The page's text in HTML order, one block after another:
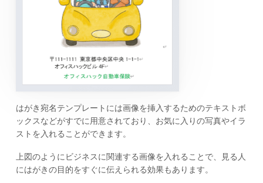
はがき宛名テンプレートには画像を挿入するためのテキストボ
ックスなどがすでに用意されており、お気に入りの写真やイラ
ストを入れることができます。
上図のようにビジネスに関連する画像を入れることで、見る人
にはがきの目的をすぐに伝えられる効果もあります。